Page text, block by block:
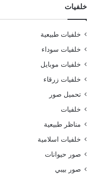
خلفيات
خلفيات طبيعية
خلفيات سوداء
خلفيات موبايل
خلفيات زرقاء
تحميل صور
خلفيات
مناظر طبيعية
خلفيات اسلامية
صور حيوانات
صور بيبي